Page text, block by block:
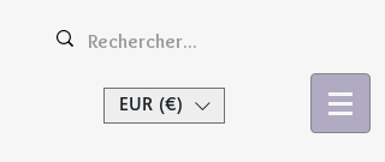
EUR (€)